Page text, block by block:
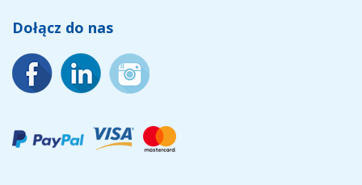
Dołącz do nas